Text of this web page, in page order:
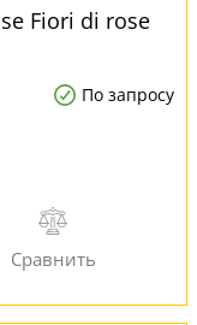
Fiori di rose
По запросу